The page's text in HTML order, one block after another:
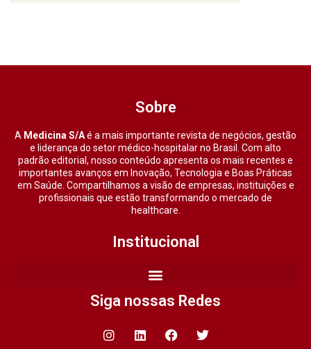
Sobre
A Medicina S/Aé a mais importante revista de negócios, gestão
e liderança do setor médico-hospitalar no Brasil. Com alto
padrão editorial, nosso conteúdo apresenta os mais recentes e
importantes avanços em Inovação, Tecnologia e Boas Práticas
em Saúde. Compartilhamos a visão de empresas, instituições e
profissionais que estão transformando o mercado de
healthcare.
Institucional
Siga nossas Redes